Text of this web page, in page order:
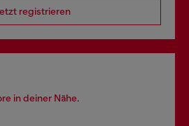
registrieren
in deiner Nähe.